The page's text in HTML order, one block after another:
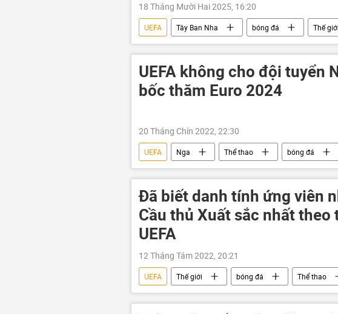
18 Tháng Mười Hai 2025, 16:20
UEFA Tây Ban Nha bóng đá Thế giới
Thể thao
UEFA không cho đội tuyển
bốc thăm Euro 2024
20 Tháng Chín 2022, 22:30
UEFA Nga Thể thao bóng đá
Đã biết danh tính ứng viên
Cầu thủ Xuất sắc nhất theo
UEFA
12 Tháng Tám 2022, 20:21
UEFA Thế giới bóng đá Thể thao